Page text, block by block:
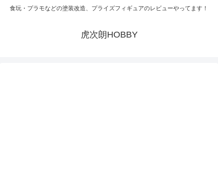
食玩・プラモなどの塗装改造、プライズフィギュアのレビューやってます！
虎次朗HOBBY